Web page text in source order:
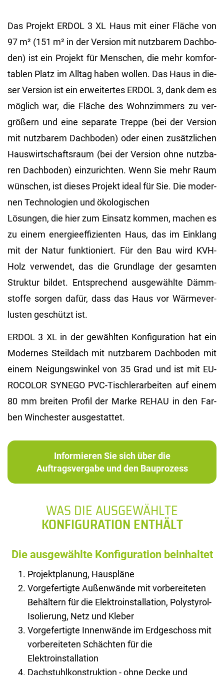
Das Pro­jekt ERDOL 3 XL Haus mit einer Flä­che von
97 m² (151 m² in der Ver­si­on mit nutz­ba­rem Dach­bo­
den) ist ein Pro­jekt für Men­schen, die mehr kom­for­
ta­blen Platz im All­tag haben wol­len. Das Haus in die­
ser Ver­si­on ist ein er­wei­ter­tes ERDOL 3, dank dem es
mög­lich war, die Flä­che des Wohn­zim­mers zu ver­
grö­ßern und eine se­pa­ra­te Trep­pe (bei der Ver­si­on
mit nutz­ba­rem Dach­bo­den) oder einen zu­sätz­li­chen
Haus­wirt­schafts­raum (bei der Ver­si­on ohne nutz­ba­
ren Dach­bo­den) ein­zu­rich­ten. Wenn Sie mehr Raum
wün­schen, ist die­ses Pro­jekt ideal für Sie. Die mo­der­
nen Tech­no­lo­gi­en und öko­lo­gi­schen
Lö­sun­gen, die hier zum Ein­satz kom­men, ma­chen es
zu einem en­er­gie­ef­fi­zi­en­ten Haus, das im Ein­klang
mit der Natur funk­tio­niert. Für den Bau wird KVH-
Holz ver­wen­det, das die Grund­la­ge der ge­sam­ten
Struk­tur bil­det. Ent­spre­chend aus­ge­wähl­te Dämm­
stof­fe sor­gen dafür, dass das Haus vor Wär­me­ver­
lus­ten ge­schützt ist.
ERDOL 3 XL in der ge­wähl­ten Kon­fi­gu­ra­ti­on hat ein
Mo­der­nes Steil­dach mit nutz­ba­rem Dach­bo­den mit
einem Nei­gungs­win­kel von 35 Grad und ist mit EU­
RO­CO­LOR SYN­EGO PVC-Tisch­ler­ar­bei­ten auf einem
80 mm brei­ten Pro­fil der Marke REHAU in den Far­
ben Win­ches­ter aus­ge­stat­tet.
Informieren Sie sich über die
Auftragsvergabe und den Bauprozess
WAS DIE AUSGEWÄHLTE
KONFIGURATION ENTHÄLT
Die ausgewählte Konfiguration beinhaltet
Projektplanung, Hauspläne
Vorgefertigte Außenwände mit vorbereiteten
Behältern für die Elektroinstallation, Polystyrol-
Isolierung, Netz und Kleber
Vorgefertigte Innenwände im Erdgeschoss mit
vorbereiteten Schächten für die
Elektroinstallation
Dachstuhlkonstruktion - ohne Decke und